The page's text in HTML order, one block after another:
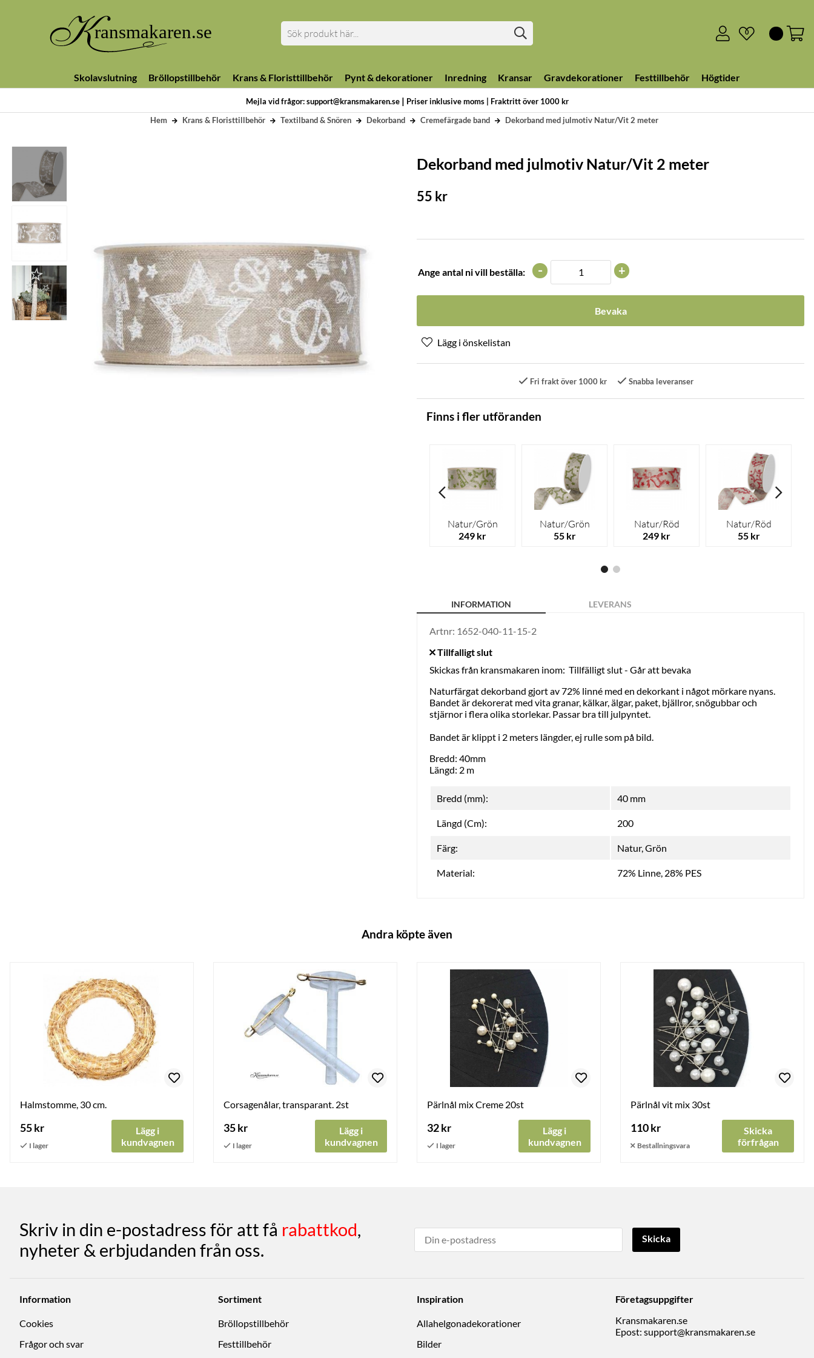
Mejla vid frågor: support@kransmakaren.se| Priser inklusive moms | Fraktritt över 1000 kr
0
Skolavslutning Bröllopstillbehör Krans & Floristtillbehör Pynt & dekorationer Inredning Kransar Gravdekorationer Festtillbehör Högtider
Hem Krans & Floristtillbehör Textilband & Snören Dekorband Cremefärgade band Dekorband med julmotiv Natur/Vit 2 meter
Dekorband med julmotiv Natur/Vit 2 meter
55 kr
Ange antal ni vill beställa: +
-
Bevaka
Fri frakt över 1000 kr Snabba leveranser
Finns i fler utföranden
Natur/Grön
249 kr
Natur/Grön
55 kr
Natur/Röd
249 kr
Natur/Röd
55 kr
INFORMATION LEVERANS
Artnr: 1652-040-11-15-2
Skickas från kransmakaren inom: Tillfälligt slut - Går att bevaka
Naturfärgat dekorband gjort av 72% linné med en dekorkant i något mörkare nyans.
Bandet är dekorerat med vita granar, kälkar, älgar, paket, bjällror, snögubbar och
stjärnor i flera olika storlekar. Passar bra till julpyntet.
Bandet är klippt i 2 meters längder, ej rulle som på bild.
Bredd: 40mm
Längd: 2 m
Bredd (mm): 40 mm
Längd (Cm): 200
Färg: Natur, Grön
Material: 72% Linne, 28% PES
Andra köpte även
Halmstomme, 30 cm.
55 kr
Lägg i
kundvagnen
Corsagenålar, transparant. 2st
35 kr
Lägg i
kundvagnen
Pärlnål mix Creme 20st
32 kr
Lägg i
kundvagnen
Pärlnål vit mix 30st
110 kr
Skicka
förfrågan
Skriv in din e-postadress för att få rabattkod,
nyheter & erbjudanden från oss.
Skicka
Information
Cookies
Frågor och svar
Sortiment
Bröllopstillbehör
Festtillbehör
Inspiration
Allahelgonadekorationer
Bilder
Företagsuppgifter
Kransmakaren.se
Epost: support@kransmakaren.se